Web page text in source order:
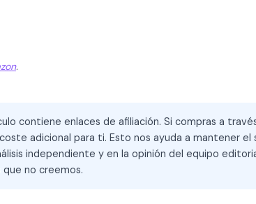
.
contiene enlaces de afiliación. Si compras a
adicional para ti. Esto nos ayuda a mantener el
independiente y en la opinión del equipo
no creemos.